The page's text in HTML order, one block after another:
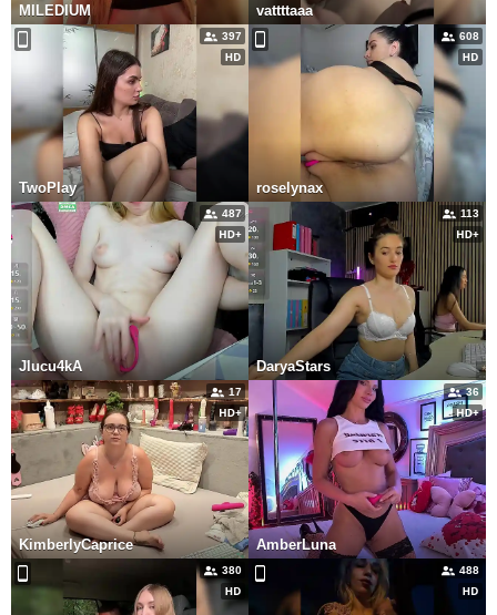
MILEDIUM vattttaaa
397
TwoPlay
608
roselynax
487
Jlucu4kA
113
DaryaStars
17
KimberlyCaprice
36
AmberLuna
380 488